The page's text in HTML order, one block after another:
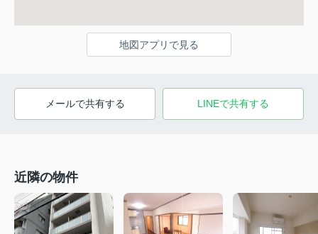
地図アプリで見る
メールで共有する LINEで共有する
近隣の物件